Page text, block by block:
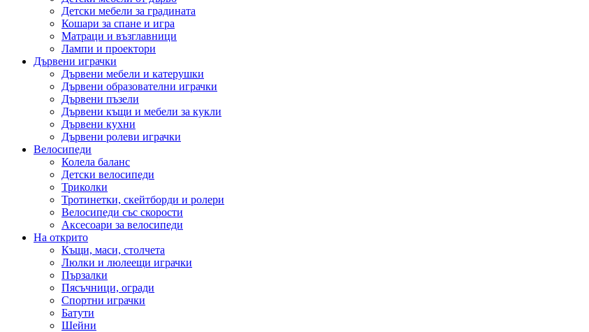
Детски мебели за градината
Кошари за спане и игра
Матраци и възглавници
Лампи и проектори
Дървени играчки
Дървени мебели и катерушки
Дървени образователни играчки
Дървени пъзели
Дървени къщи и мебели за кукли
Дървени кухни
Дървени ролеви играчки
Велосипеди
Колела баланс
Детски велосипеди
Триколки
Тротинетки, скейтборди и ролери
Велосипеди със скорости
Аксесоари за велосипеди
На открито
Къщи, маси, столчета
Люлки и люлеещи играчки
Пързалки
Пясъчници, огради
Спортни играчки
Батути
Шейни